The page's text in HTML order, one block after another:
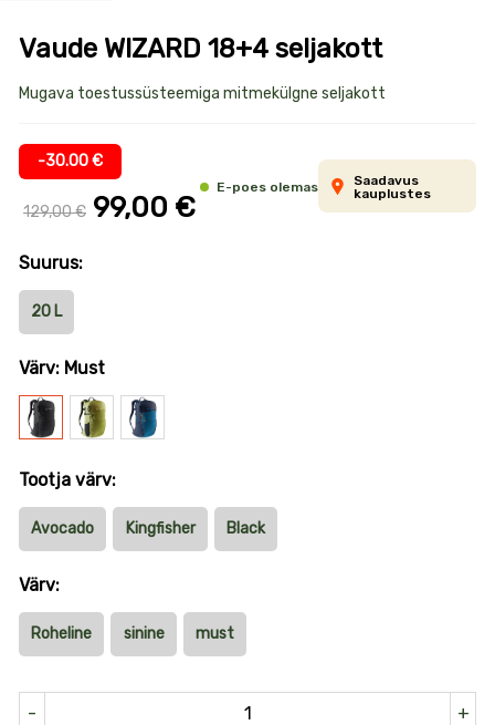
Vaude WIZARD 18+4 seljakott
Toote
informatsioon
Mugava toestussüsteemiga mitmekülgne seljakott
-30.00 €
129,00 € 99,00 €
E-poes olemas
Saadavus
kauplustes
Suurus:
20 L
Värv: Must
Must Roheline Tumesinine
Tootja värv:
Avocado Kingfisher Black
Värv:
Roheline sinine must
- +